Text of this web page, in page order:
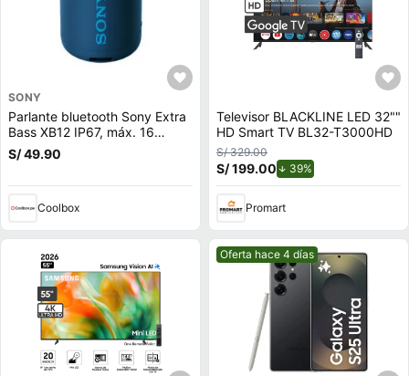
SONY
Parlante bluetooth Sony Extra
Bass XB12 IP67, máx. 16
horas, azul
S/ 49.90
Coolbox
Televisor BLACKLINE LED 32""
HD Smart TV BL32-T3000HD
S/ 329.00
S/ 199.00 39%
Promart
Mejor precio.
Oferta hace 4 días